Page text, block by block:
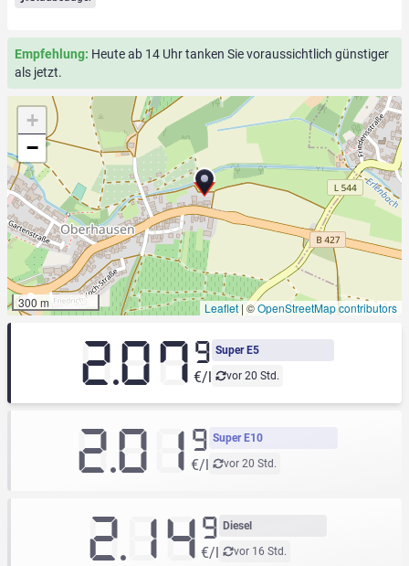
Empfehlung: Heute ab 14 Uhr tanken Sie voraussichtlich günstiger
als jetzt.
+
−
300 m Leaflet | ©OpenStreetMap contributors
Super E5
vor 20 Std.
2.079
€/l
Super E10
vor 20 Std.
2.01 9
€/l
Diesel
vor 16 Std.
2.149
€/l